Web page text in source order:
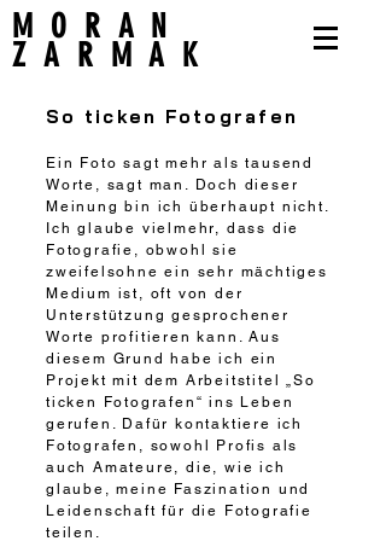
MORAN
ZARMAK
So ticken Fotografen
Ein Foto sagt mehr als tausend
Worte, sagt man. Doch dieser
Meinung bin ich überhaupt nicht.
Ich glaube vielmehr, dass die
Fotografie, obwohl sie
zweifelsohne ein sehr mächtiges
Medium ist, oft von der
Unterstützung gesprochener
Worte profitieren kann. Aus
diesem Grund habe ich ein
Projekt mit dem Arbeitstitel „So
ticken Fotografen“ ins Leben
gerufen. Dafür kontaktiere ich
Fotografen, sowohl Profis als
auch Amateure, die, wie ich
glaube, meine Faszination und
Leidenschaft für die Fotografie
teilen.